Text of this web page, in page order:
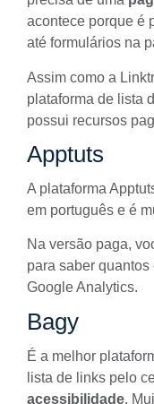
acontece porque é
até formulários na
Assim como a
plataforma de lista
possui recursos
Apptuts
A plataforma
em português e é
Na versão paga,
para saber
Google Analytics.
Bagy
É a melhor
lista de links pelo
acessibilidade.